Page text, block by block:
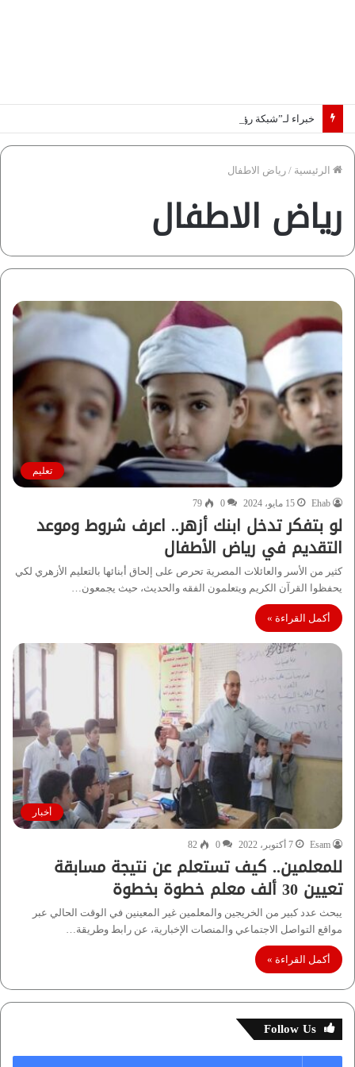
خبراء لـ”شبكة رؤية”: «اتفاق مكة» يغيّر قواعد اللعبة بالشرق الأوسط
الرئيسية / رياض الاطفال
رياض الاطفال
تعليم
Ehab 15 مايو، 2024 0
79
لو بتفكر تدخل ابنك أزهر.. اعرف شروط وموعد
التقديم في رياض الأطفال
كثير من الأسر والعائلات المصرية تحرص على إلحاق أبنائها بالتعليم الأزهري لكي
يحفظوا القرآن الكريم ويتعلمون الفقه والحديث، حيث يجمعون…
أكمل القراءة »
أخبار
Esam 7 أكتوبر، 2022 0
82
للمعلمين.. كيف تستعلم عن نتيجة مسابقة
تعيين 30 ألف معلم خطوة بخطوة
يبحث عدد كبير من الخريجين والمعلمين غير المعينين في الوقت الحالي عبر
مواقع التواصل الاجتماعي والمنصات الإخبارية، عن رابط وطريقة…
أكمل القراءة »
Follow Us